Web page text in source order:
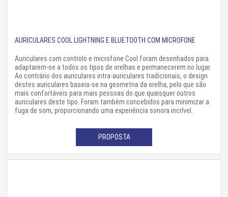
AURICULARES COOL LIGHTNING E BLUETOOTH COM MICROFONE
Auriculares com controlo e microfone Cool foram desenhados para
adaptarem-se a todos os tipos de orelhas e permanecerem no lugar.
Ao contrário dos auriculares intra-auriculares tradicionais, o design
destes auriculares baseia-se na geometria da orelha, pelo que são
mais confortáveis para mais pessoas do que quaisquer outros
auriculares deste tipo. Foram também concebidos para minimizar a
fuga de som, proporcionando uma experiência sonora incrível.
PROPOSTA